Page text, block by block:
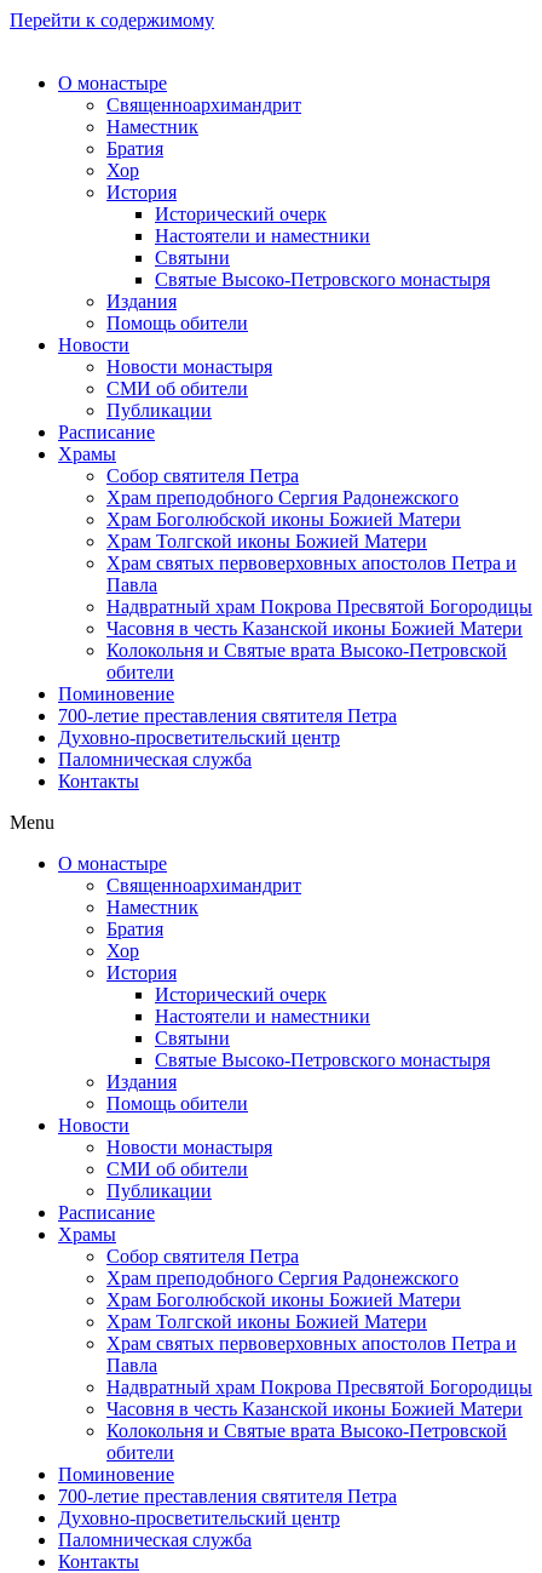
Перейти к содержимому
О монастыре
Священноархимандрит
Наместник
Братия
Хор
История
Исторический очерк
Настоятели и наместники
Святыни
Святые Высоко-Петровского монастыря
Издания
Помощь обители
Новости
Новости монастыря
СМИ об обители
Публикации
Расписание
Храмы
Собор святителя Петра
Храм преподобного Сергия Радонежского
Храм Боголюбской иконы Божией Матери
Храм Толгской иконы Божией Матери
Храм святых первоверховных апостолов Петра и
Павла
Надвратный храм Покрова Пресвятой Богородицы
Часовня в честь Казанской иконы Божией Матери
Колокольня и Святые врата Высоко-Петровской
обители
Поминовение
700-летие преставления святителя Петра
Духовно-просветительский центр
Паломническая служба
Контакты
Menu
О монастыре
Священноархимандрит
Наместник
Братия
Хор
История
Исторический очерк
Настоятели и наместники
Святыни
Святые Высоко-Петровского монастыря
Издания
Помощь обители
Новости
Новости монастыря
СМИ об обители
Публикации
Расписание
Храмы
Собор святителя Петра
Храм преподобного Сергия Радонежского
Храм Боголюбской иконы Божией Матери
Храм Толгской иконы Божией Матери
Храм святых первоверховных апостолов Петра и
Павла
Надвратный храм Покрова Пресвятой Богородицы
Часовня в честь Казанской иконы Божией Матери
Колокольня и Святые врата Высоко-Петровской
обители
Поминовение
700-летие преставления святителя Петра
Духовно-просветительский центр
Паломническая служба
Контакты